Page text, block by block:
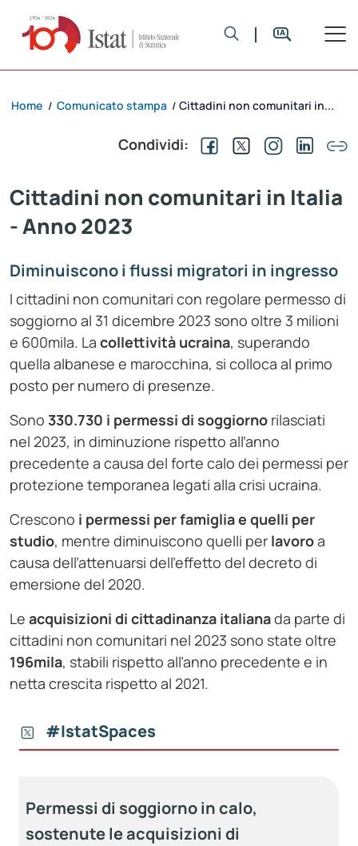
Home / Comunicato stampa / Cittadini non comunitari in...
Condividi:
Cittadini non comunitari in Italia
- Anno 2023
Diminuiscono i flussi migratori in ingresso
I cittadini non comunitari con regolare permesso di
soggiorno al 31 dicembre 2023 sono oltre 3 milioni
e 600mila. La collettività ucraina, superando
quella albanese e marocchina, si colloca al primo
posto per numero di presenze.
Sono 330.730 i permessi di soggiorno rilasciati
nel 2023, in diminuzione rispetto all’anno
precedente a causa del forte calo dei permessi per
protezione temporanea legati alla crisi ucraina.
Crescono i permessi per famiglia e quelli per
studio, mentre diminuiscono quelli per lavoroa
causa dell’attenuarsi dell’effetto del decreto di
emersione del 2020.
Le acquisizioni di cittadinanza italianada parte di
cittadini non comunitari nel 2023 sono state oltre
196mila, stabili rispetto all’anno precedente e in
netta crescita rispetto al 2021.
#IstatSpaces
Permessi di soggiorno in calo,
sostenute le acquisizioni di